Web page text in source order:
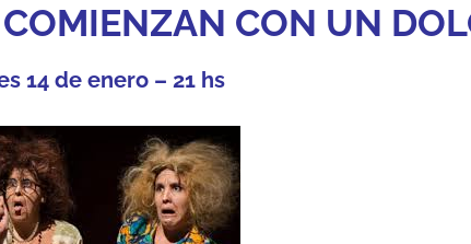
CON UN
14 de enero – 21 hs